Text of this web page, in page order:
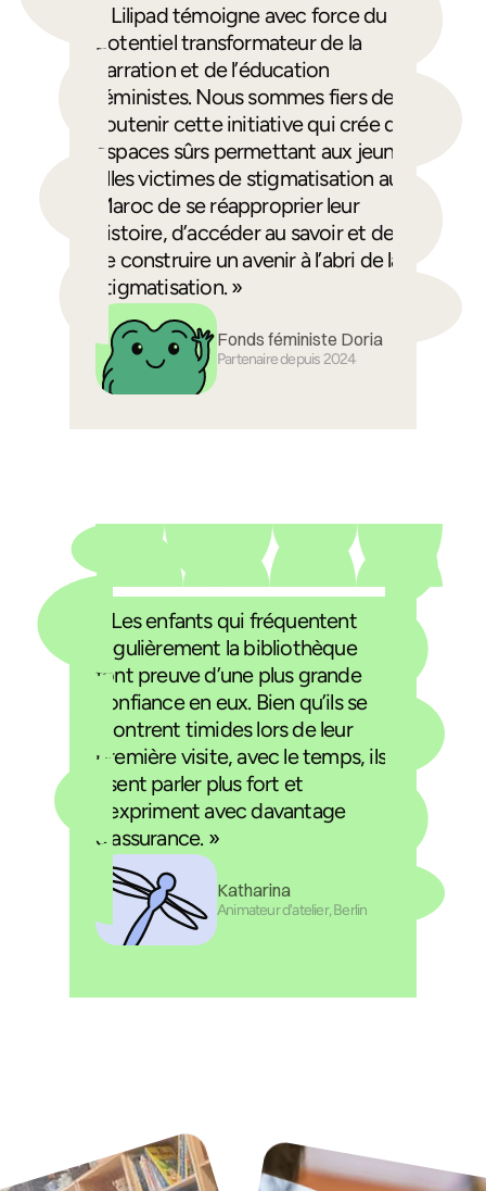
« Lilipad témoigne avec force du
potentiel transformateur de la
narration et de l’éducation
féministes. Nous sommes fiers de
soutenir cette initiative qui crée des
espaces sûrs permettant aux jeunes
filles victimes de stigmatisation au
Maroc de se réapproprier leur
histoire, d’accéder au savoir et de
se construire un avenir à l’abri de la
stigmatisation. »
Fonds féministe Doria
Partenaire depuis 2024
« Les enfants qui fréquentent
régulièrement la bibliothèque
font preuve d’une plus grande
confiance en eux. Bien qu’ils se
montrent timides lors de leur
première visite, avec le temps, ils
osent parler plus fort et
s’expriment avec davantage
d’assurance. »
Katharina
Animateur d'atelier, Berlin